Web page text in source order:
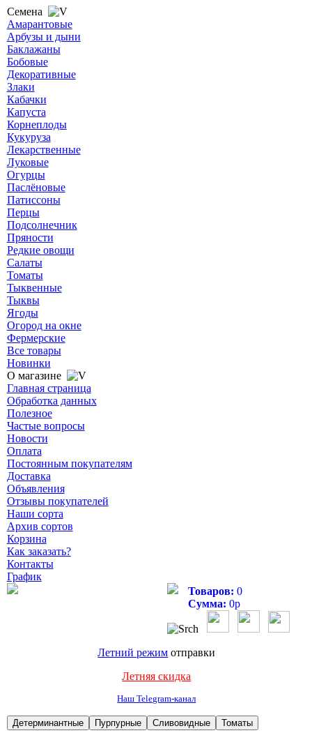
Семена
Амарантовые
Арбузы и дыни
Баклажаны
Бобовые
Декоративные
Злаки
Кабачки
Капуста
Корнеплоды
Кукуруза
Лекарственные
Луковые
Огурцы
Паслёновые
Патиссоны
Перцы
Подсолнечник
Пряности
Редкие овощи
Салаты
Томаты
Тыквенные
Тыквы
Ягоды
Огород на окне
Фермерские
Все товары
Новинки
О магазине
Главная страница
Обработка данных
Полезное
Частые вопросы
Новости
Оплата
Постоянным покупателям
Доставка
Объявления
Отзывы покупателей
Наши сорта
Архив сортов
Корзина
Как заказать?
Контакты
График
Товаров: 0
Сумма: 0р
Летний режим отправки
Летняя скидка
Наш Telegram-канал